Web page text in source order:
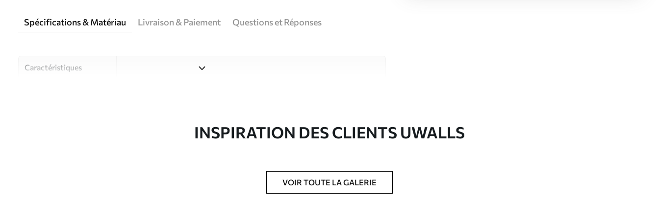
Spécifications & Matériau Livraison & Paiement Questions et Réponses
Caractéristiques
Studio de design Uwalls
Imprimé sur commande et livré en rouleaux jusqu’à 50 cm de large.
INSPIRATION DES CLIENTS UWALLS
VOIR TOUTE LA GALERIE